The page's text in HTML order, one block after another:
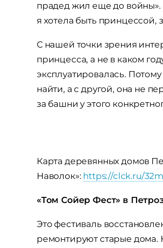
прадед жил еще до войны».
я хотела быть принцессой,
С нашей точки зрения
принцесса, а не в каком
эксплуатировалась.
найти, а с другой, она не
за башни у этого
Карта деревянных домов
Наволок»: https://clck.ru/
«Том Сойер Фест» в
Это фестиваль
ремонтируют старые дома.